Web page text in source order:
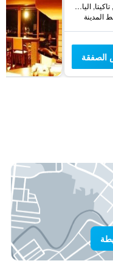
134 Taketamachi, تاكيتا, اليابان